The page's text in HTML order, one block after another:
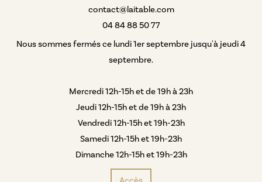
contact@laitable.com
04 84 88 50 77
Nous sommes fermés ce lundi 1er septembre jusqu'à jeudi 4
septembre.
Mercredi 12h-15h et de 19h à 23h
Jeudi 12h-15h et de 19h à 23h
Vendredi 12h-15h et 19h-23h
Samedi 12h-15h et 19h-23h
Dimanche 12h-15h et 19h-23h